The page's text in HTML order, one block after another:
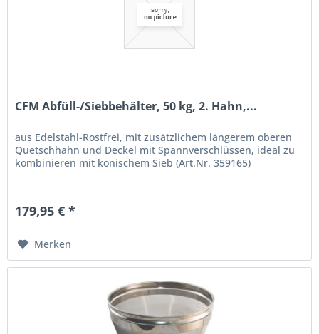
CFM Abfüll-/Siebbehälter, 50 kg, 2. Hahn,...
aus Edelstahl-Rostfrei, mit zusätzlichem längerem oberen
Quetschhahn und Deckel mit Spannverschlüssen, ideal zu
kombinieren mit konischem Sieb (Art.Nr. 359165)
179,95 € *
Merken